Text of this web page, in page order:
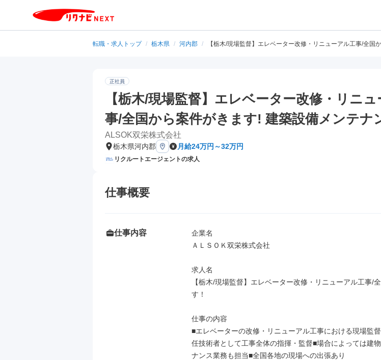
転職・求人トップ / 栃木県 / 河内郡 / 【栃木/現場監督】エレベーター改修・リニューアル工事/全国
正社員
【栃木/現場監督】エレベーター改修・リニ
事/全国から案件がきます! 建築設備メンテナ
ALSOK双栄株式会社
栃木県河内郡 月給24万円～32万円
リクルートエージェントの求人
仕事概要
仕事内容
企業名
ＡＬＳＯＫ双栄株式会社
求人名
【栃木/現場監督】エレベーター改修・リニューアル工事/
す！
仕事の内容
■エレベーターの改修・リニューアル工事における現場監
任技術者として工事全体の指揮・監督■場合によっては建
ナンス業務も担当■全国各地の現場への出張あり